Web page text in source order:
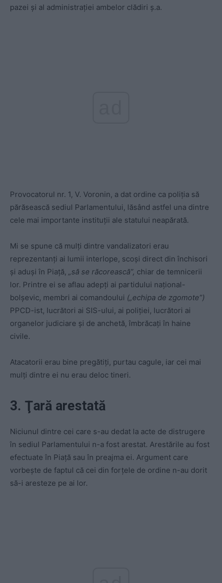
pazei şi al administraţiei ambelor clădiri ş.a.
Provocatorul nr. 1, V. Voronin, a dat ordine ca poliţia să
părăsească sediul Parlamentului, lăsând astfel una dintre
cele mai importante instituţii ale statului neapărată.
Mi se spune că mulţi dintre vandalizatori erau
reprezentanţi ai lumii interlope, scoşi direct din închisori
şi aduşi în Piaţă, „să se răcorească”, chiar de temnicerii
lor. Printre ei se aflau adepţi ai partidului naţional-
bolşevic, membri ai comandoului („echipa de zgomote”)
PPCD-ist, lucrători ai SIS-ului, ai poliţiei, lucrători ai
organelor judiciare şi de anchetă, îmbrăcaţi în haine
civile.
Atacatorii erau bine pregătiţi, purtau cagule, iar cei mai
mulţi dintre ei nu erau deloc tineri.
3. Ţară arestată
Niciunul dintre cei care s-au dedat la acte de distrugere
în sediul Parlamentului n-a fost arestat. Arestările au fost
efectuate în Piaţă sau în preajma ei. Argument care
vorbeşte de faptul că cei din forţele de ordine n-au dorit
să-i aresteze pe ai lor.